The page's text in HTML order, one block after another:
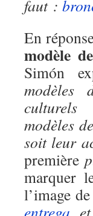
faut :
En
modèle
Simón
modèles
modèles
soit leur
première
marquer
l’image
entrega